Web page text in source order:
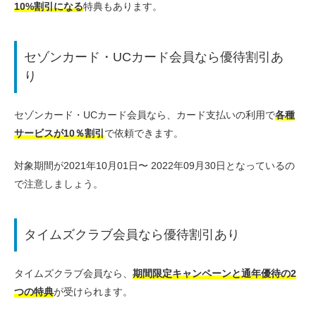
10%割引になる特典もあります。
セゾンカード・UCカード会員なら優待割引あ
り
セゾンカード・UCカード会員なら、カード支払いの利用で各種
サービスが10％割引で依頼できます。
対象期間が2021年10月01日〜 2022年09月30日となっているの
で注意しましょう。
タイムズクラブ会員なら優待割引あり
タイムズクラブ会員なら、 期間限定キャンペーンと通年優待の2
つの特典が受けられます。